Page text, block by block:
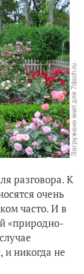
разговора. К
очень
часто. И в
«природно-
и никогда не